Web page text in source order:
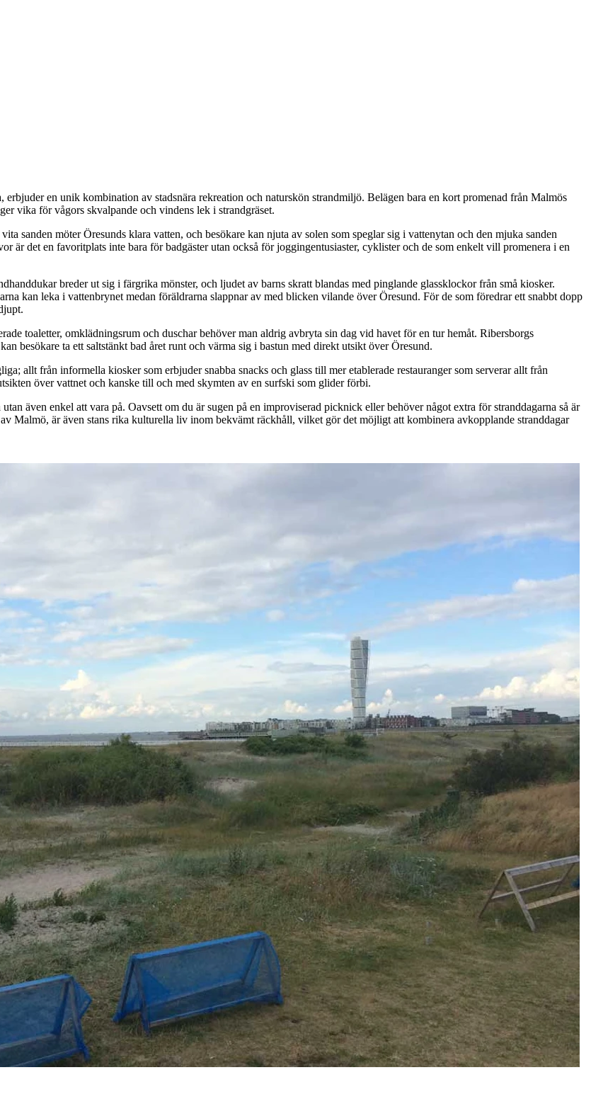
en unik kombination av stadsnära rekreation och naturskön strandmiljö. Belägen bara en kort promenad från Malmös
vika för vågors skvalpande och vindens lek i strandgräset.
sanden möter Öresunds klara vatten, och besökare kan njuta av solen som speglar sig i vattenytan och den mjuka sanden
är det en favoritplats inte bara för badgäster utan också för joggingentusiaster, cyklister och de som enkelt vill promenera i en
breder ut sig i färgrika mönster, och ljudet av barns skratt blandas med pinglande glassklockor från små kiosker.
kan leka i vattenbrynet medan föräldrarna slappnar av med blicken vilande över Öresund. För de som föredrar ett snabbt dopp
toaletter, omklädningsrum och duschar behöver man aldrig avbryta sin dag vid havet för en tur hemåt. Ribersborgs
besökare ta ett saltstänkt bad året runt och värma sig i bastun med direkt utsikt över Öresund.
allt från informella kiosker som erbjuder snabba snacks och glass till mer etablerade restauranger som serverar allt från
över vattnet och kanske till och med skymten av en surfski som glider förbi.
även enkel att vara på. Oavsett om du är sugen på en improviserad picknick eller behöver något extra för stranddagarna så är
Malmö, är även stans rika kulturella liv inom bekvämt räckhåll, vilket gör det möjligt att kombinera avkopplande stranddagar